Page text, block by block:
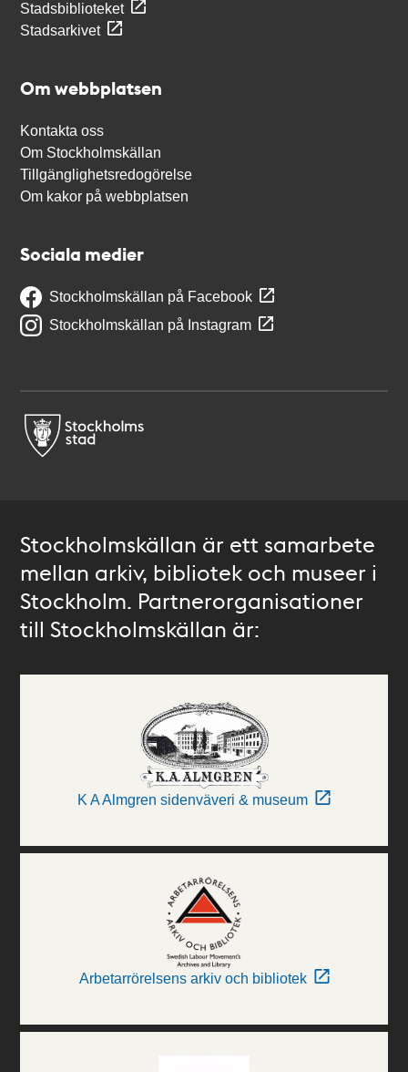
Stadsbiblioteket
Stadsarkivet
Om webbplatsen
Kontakta oss
Om Stockholmskällan
Tillgänglighetsredogörelse
Om kakor på webbplatsen
Sociala medier
Stockholmskällan på Facebook
Stockholmskällan på Instagram
Stockholmskällan är ett samarbete
mellan arkiv, bibliotek och museer i
Stockholm. Partnerorganisationer
till Stockholmskällan är:
K A Almgren sidenväveri & museum
Arbetarrörelsens arkiv och bibliotek